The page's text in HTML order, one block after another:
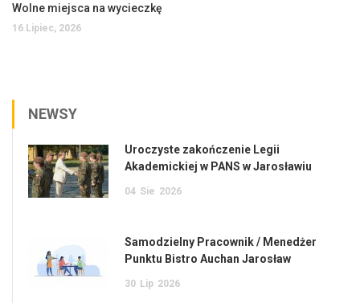
Wolne miejsca na wycieczkę
16 Lipiec, 2026
NEWSY
Uroczyste zakończenie Legii
Akademickiej w PANS w Jarosławiu
04 Sie 2026
Samodzielny Pracownik / Menedżer
Punktu Bistro Auchan Jarosław
30 Lip 2026